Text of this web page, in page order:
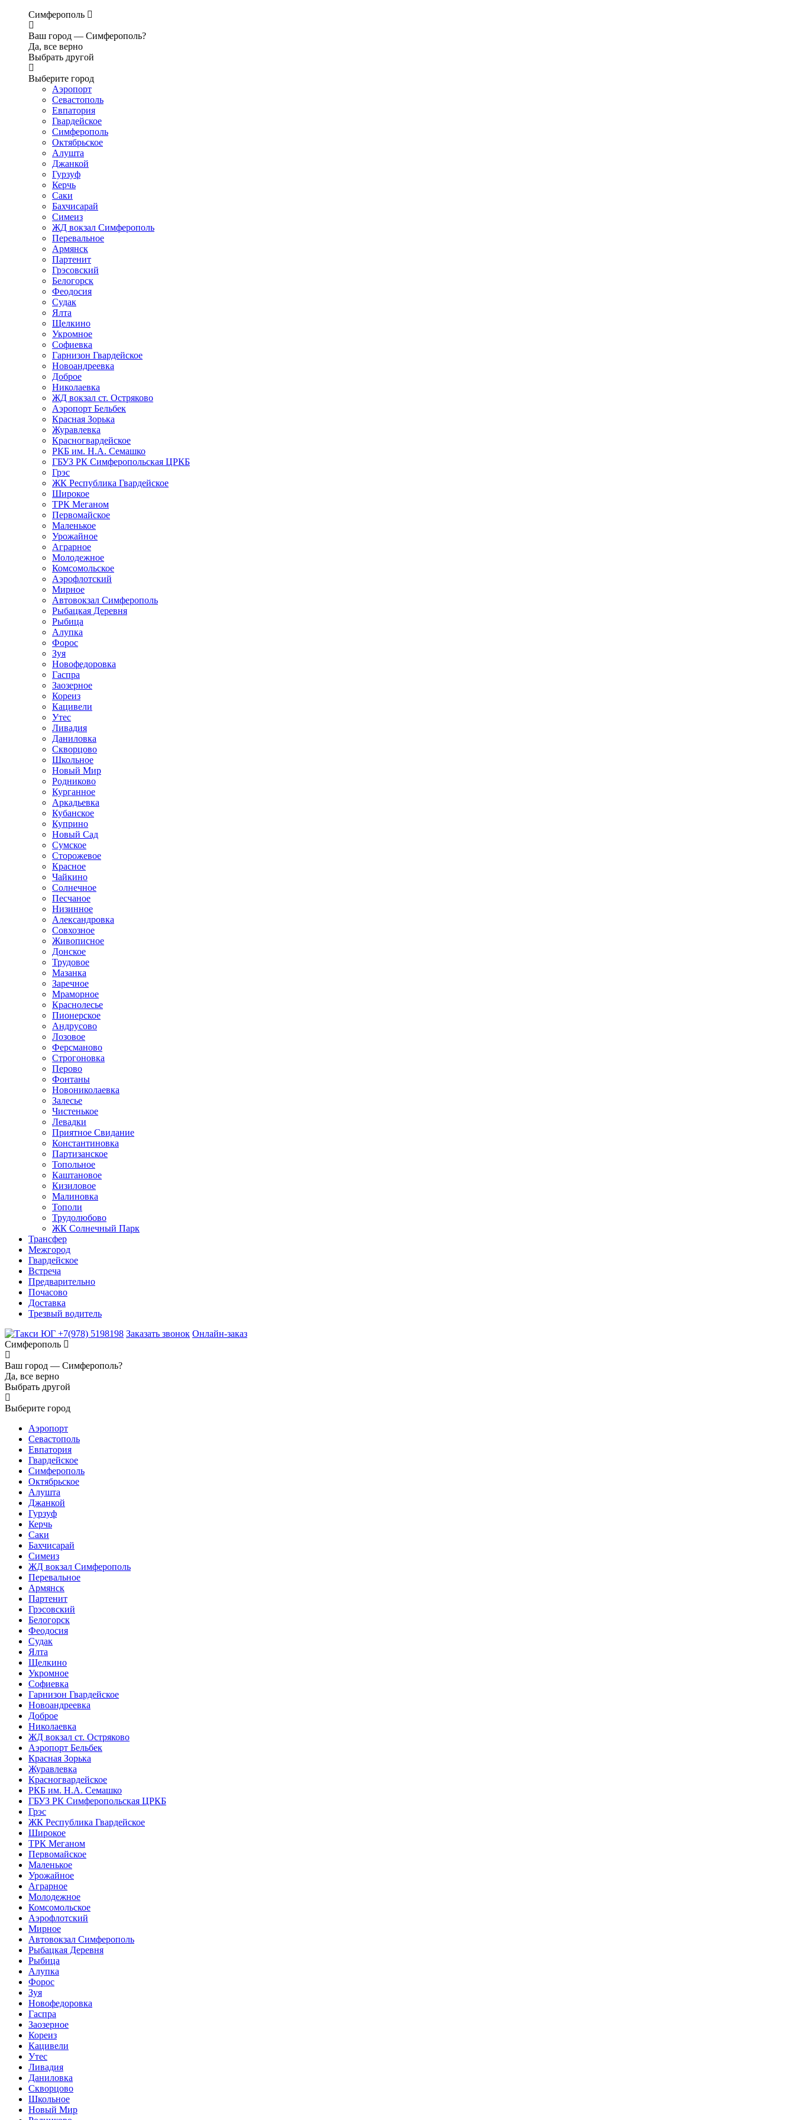
Симферополь
Ваш город — Симферополь?
Да, все верно
Выбрать другой
Выберите город
Аэропорт
Севастополь
Евпатория
Гвардейское
Симферополь
Октябрьское
Алушта
Джанкой
Гурзуф
Керчь
Саки
Бахчисарай
Симеиз
ЖД вокзал Симферополь
Перевальное
Армянск
Партенит
Грэсовский
Белогорск
Феодосия
Судак
Ялта
Щелкино
Укромное
Софиевка
Гарнизон Гвардейское
Новоандреевка
Доброе
Николаевка
ЖД вокзал ст. Остряково
Аэропорт Бельбек
Красная Зорька
Журавлевка
Красногвардейское
РКБ им. Н.А. Семашко
ГБУЗ РК Симферопольская ЦРКБ
Грэс
ЖК Республика Гвардейское
Широкое
ТРК Меганом
Первомайское
Маленькое
Урожайное
Аграрное
Молодежное
Комсомольское
Аэрофлотский
Мирное
Автовокзал Симферополь
Рыбацкая Деревня
Рыбица
Алупка
Форос
Зуя
Новофедоровка
Гаспра
Заозерное
Кореиз
Кацивели
Утес
Ливадия
Даниловка
Скворцово
Школьное
Новый Мир
Родниково
Курганное
Аркадьевка
Кубанское
Куприно
Новый Сад
Сумское
Сторожевое
Красное
Чайкино
Солнечное
Песчаное
Низинное
Александровка
Совхозное
Живописное
Донское
Трудовое
Мазанка
Заречное
Мраморное
Краснолесье
Пионерское
Андрусово
Лозовое
Ферсманово
Строгоновка
Перово
Фонтаны
Новониколаевка
Залесье
Чистенькое
Левадки
Приятное Свидание
Константиновка
Партизанское
Топольное
Каштановое
Кизиловое
Малиновка
Тополи
Трудолюбово
ЖК Солнечный Парк
Трансфер
Межгород
Гвардейское
Встреча
Предварительно
Почасово
Доставка
Трезвый водитель
+7(978) 5198198 Заказать звонок Онлайн-заказ
Симферополь
Ваш город — Симферополь?
Да, все верно
Выбрать другой
Выберите город
Аэропорт
Севастополь
Евпатория
Гвардейское
Симферополь
Октябрьское
Алушта
Джанкой
Гурзуф
Керчь
Саки
Бахчисарай
Симеиз
ЖД вокзал Симферополь
Перевальное
Армянск
Партенит
Грэсовский
Белогорск
Феодосия
Судак
Ялта
Щелкино
Укромное
Софиевка
Гарнизон Гвардейское
Новоандреевка
Доброе
Николаевка
ЖД вокзал ст. Остряково
Аэропорт Бельбек
Красная Зорька
Журавлевка
Красногвардейское
РКБ им. Н.А. Семашко
ГБУЗ РК Симферопольская ЦРКБ
Грэс
ЖК Республика Гвардейское
Широкое
ТРК Меганом
Первомайское
Маленькое
Урожайное
Аграрное
Молодежное
Комсомольское
Аэрофлотский
Мирное
Автовокзал Симферополь
Рыбацкая Деревня
Рыбица
Алупка
Форос
Зуя
Новофедоровка
Гаспра
Заозерное
Кореиз
Кацивели
Утес
Ливадия
Даниловка
Скворцово
Школьное
Новый Мир